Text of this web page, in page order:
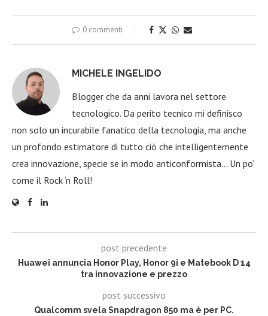
0 commenti
MICHELE INGELIDO
Blogger che da anni lavora nel settore
tecnologico. Da perito tecnico mi definisco
non solo un incurabile fanatico della tecnologia, ma anche
un profondo estimatore di tutto ciò che intelligentemente
crea innovazione, specie se in modo anticonformista… Un po’
come il Rock ‘n Roll!
post precedente
Huawei annuncia Honor Play, Honor 9i e Matebook D 14
tra innovazione e prezzo
post successivo
Qualcomm svela Snapdragon 850 ma è per PC.